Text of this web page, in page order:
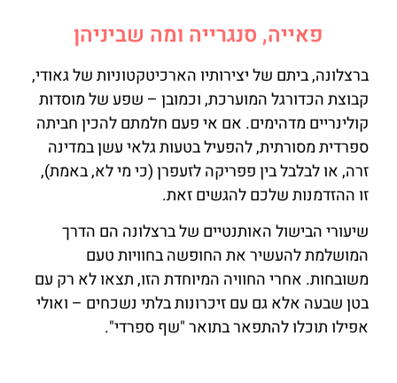
פאייה, סנגרייה ומה שביניהן
ברצלונה, ביתם של יצירותיו הארכיטקטוניות של גאודי,
קבוצת הכדורגל המוערכת, וכמובן – שפע של מוסדות
קולינריים מדהימים. אם אי פעם חלמתם להכין חביתה
ספרדית מסורתית, להפעיל בטעות גלאי עשן במדינה
זרה, או לבלבל בין פפריקה לזעפרן (כי מי לא, באמת),
זו ההזדמנות שלכם להגשים זאת.
שיעורי הבישול האותנטיים של ברצלונה הם הדרך
המושלמת להעשיר את החופשה בחוויות טעם
משובחות. אחרי החוויה המיוחדת הזו, תצאו לא רק עם
בטן שבעה אלא גם עם זיכרונות בלתי נשכחים – ואולי
אפילו תוכלו להתפאר בתואר "שף ספרדי".